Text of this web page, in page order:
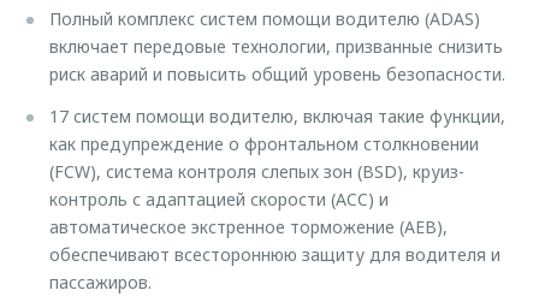
Полный комплекс систем помощи водителю (ADAS)
включает передовые технологии, призванные снизить
риск аварий и повысить общий уровень безопасности.
17 систем помощи водителю, включая такие функции,
как предупреждение о фронтальном столкновении
(FCW), система контроля слепых зон (BSD), круиз-
контроль с адаптацией скорости (ACC) и
автоматическое экстренное торможение (AEB),
обеспечивают всестороннюю защиту для водителя и
пассажиров.